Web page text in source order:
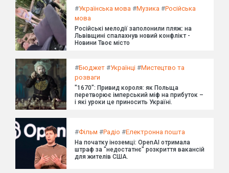
#Українська мова #Музика #Російська
мова
Російські мелодії заполонили пляж: на
Львівщині спалахнув новий конфлікт -
Новини Твоє місто
#Бюджет #Українці #Мистецтво та
розваги
"1670": Привид короля: як Польща
перетворює імперський міф на прибуток –
і які уроки це приносить Україні.
#Фільм #Радіо #Електронна пошта
На початку іноземці: OpenAI отримала
штраф за "недостатнє" розкриття вакансій
для жителів США.